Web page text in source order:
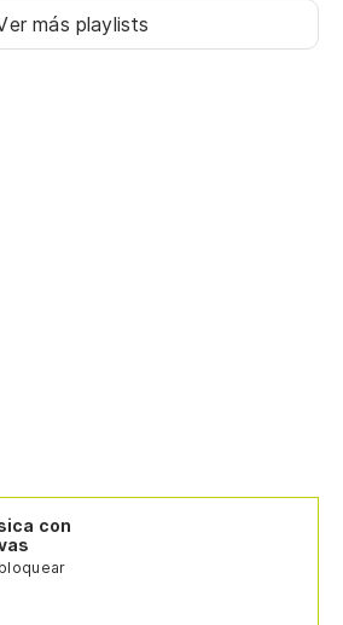
más playlists
con